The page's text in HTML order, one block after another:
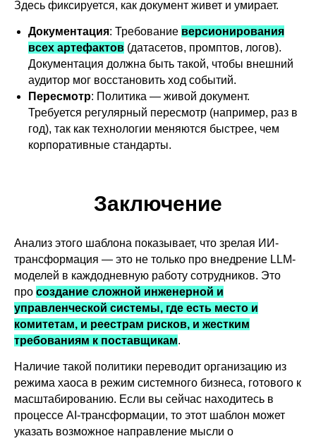
Здесь фиксируется, как документ живет и умирает.
Документация: Требование версионирования
всех артефактов (датасетов, промптов, логов).
Документация должна быть такой, чтобы внешний
аудитор мог восстановить ход событий.
Пересмотр: Политика — живой документ.
Требуется регулярный пересмотр (например, раз в
год), так как технологии меняются быстрее, чем
корпоративные стандарты.
Заключение
Анализ этого шаблона показывает, что зрелая ИИ-
трансформация — это не только про внедрение LLM-
моделей в каждодневную работу сотрудников. Это
про создание сложной инженерной и
управленческой системы, где есть место и
комитетам, и реестрам рисков, и жестким
требованиям к поставщикам.
Наличие такой политики переводит организацию из
режима хаоса в режим системного бизнеса, готового к
масштабированию. Если вы сейчас находитесь в
процессе AI-трансформации, то этот шаблон может
указать возможное направление мысли о